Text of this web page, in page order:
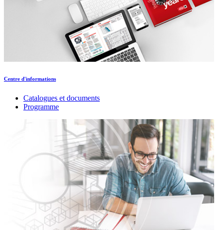
Centre d'informations
Catalogues et documents
Programme